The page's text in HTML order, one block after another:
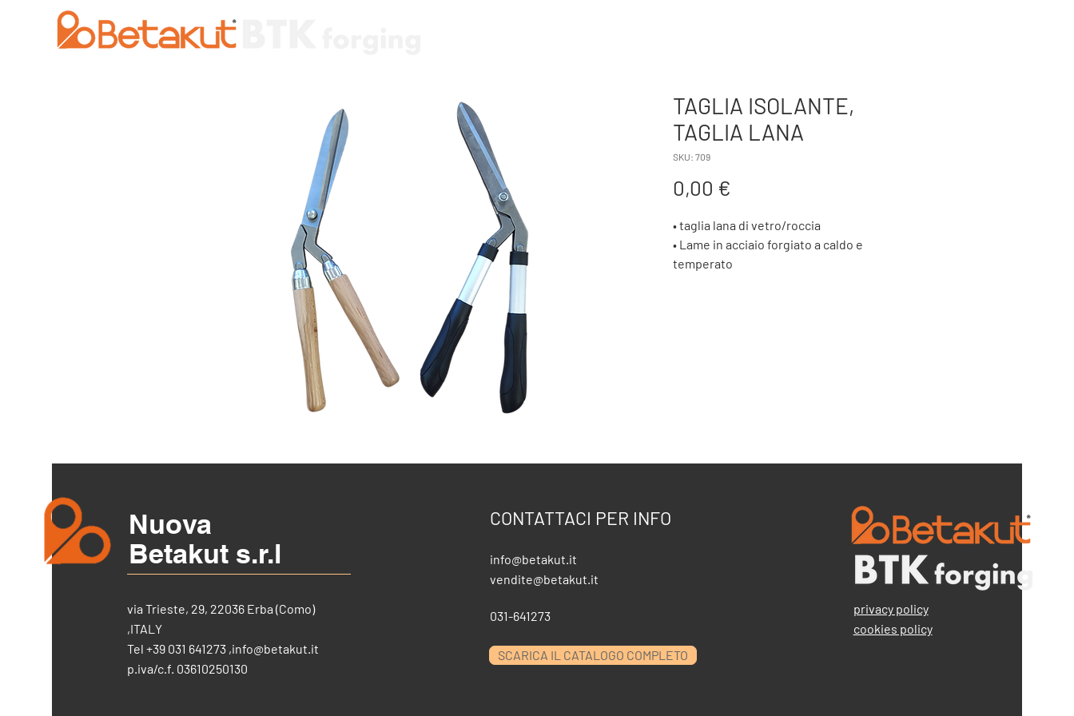
TAGLIA ISOLANTE,
TAGLIA LANA
SKU: 709
0,00 €
• taglia lana di vetro/roccia
• Lame in acciaio forgiato a caldo e
temperato
Nuova
Betakut s.r.l
via Trieste, 29, 22036 Erba (Como)
,ITALY
Tel +39 031 641273 ,info@betakut.it
p.iva/c.f. 03610250130
CONTATTACI PER INFO
info@betakut.it
vendite@betakut.it
031-641273
SCARICA IL CATALOGO COMPLETO
privacy policy
cookies policy